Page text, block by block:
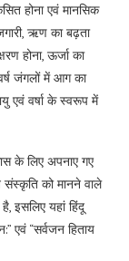
होना एवं मानसिक
ऋण का बढ़ता
होना, ऊर्जा का
जंगलों में आग का
एवं वर्षा के स्वरूप में
के लिए अपनाए गए
संस्कृति को मानने वाले
इसलिए यहां हिंदू
एवं “सर्वजन हिताय